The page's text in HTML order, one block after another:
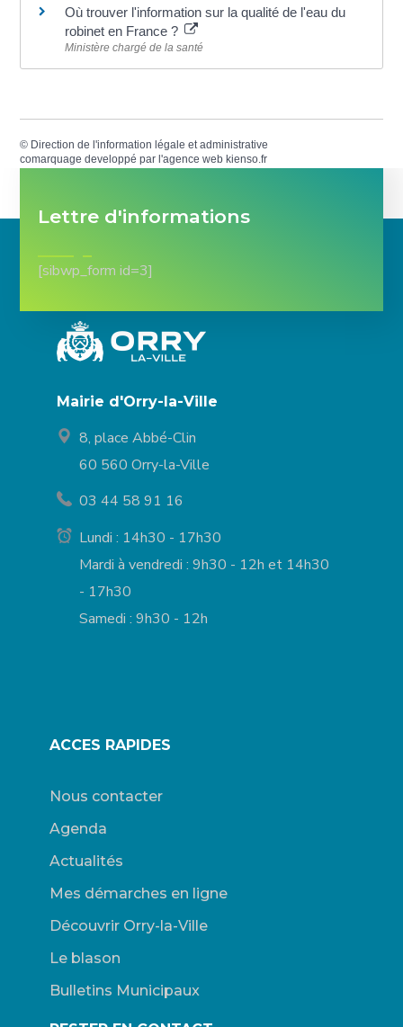
Où trouver l'information sur la qualité de l'eau du
robinet en France ?
Ministère chargé de la santé
© Direction de l'information légale et administrative
comarquage developpé par l'agence web kienso.fr
Lettre d'informations
[sibwp_form id=3]
Mairie d'Orry-la-Ville
8, place Abbé-Clin
60 560 Orry-la-Ville
03 44 58 91 16
Lundi : 14h30 - 17h30
Mardi à vendredi : 9h30 - 12h et 14h30
- 17h30
Samedi : 9h30 - 12h
ACCES RAPIDES
Nous contacter
Agenda
Actualités
Mes démarches en ligne
Découvrir Orry-la-Ville
Le blason
Bulletins Municipaux